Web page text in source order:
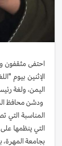
احتفى مثقفون
الإثنين بيوم
اليمن، ولغة
المناسبة التي
التي ينظمها
بجامعة المهرة،